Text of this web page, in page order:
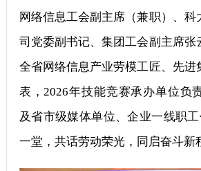
网络信息工会副主席（兼职）、科
司党委副书记、集团工会副主席张
全省网络信息产业劳模工匠、先进
表，2026年技能竞赛承办单位负
及省市级媒体单位、企业一线职
一堂，共话劳动荣光，同启奋斗新